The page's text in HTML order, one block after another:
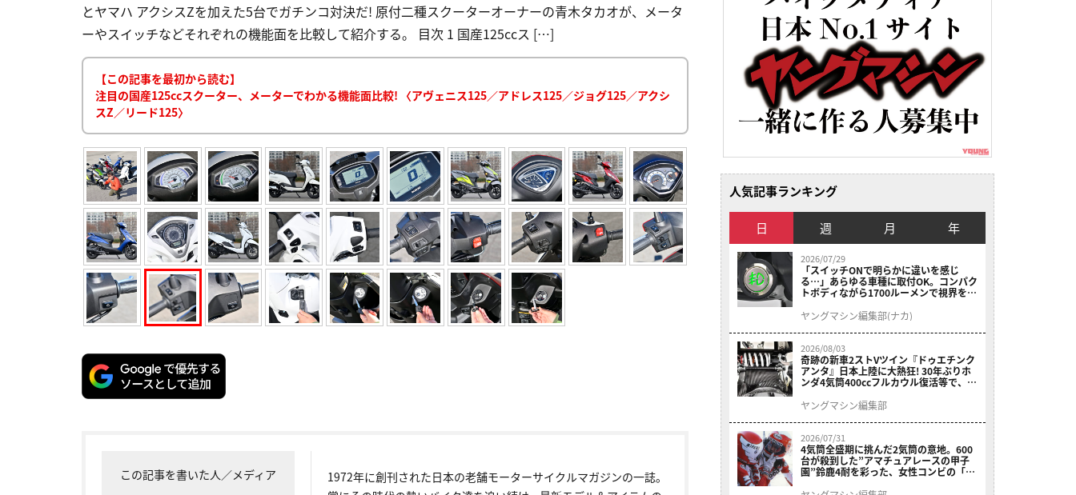
とヤマハ アクシスZを加えた5台でガチンコ対決だ! 原付二種スクーターオーナーの青木タカオが、メータ
ーやスイッチなどそれぞれの機能面を比較して紹介する。 目次 1 国産125ccス […]
【この記事を最初から読む】
注目の国産125ccスクーター、メーターでわかる機能面比較! 〈アヴェニス125／アドレス125／ジョグ125／アクシ
スZ／リード125〉
この記事を書いた人／メディア
1972年に創刊された日本の老舗モーターサイクルマガジンの一誌。
人気記事ランキング
日 週 月 年
2026/07/29
「スイッチONで明らかに違いを感じ
る…」あらゆる車種に取付OK。コンパク
トボディながら1700ルーメンで視界を確
ニット プレシャスレイ スモール］
ヤングマシン編集部(ナカ)
2026/08/03
奇跡の新車2ストVツイン『ドゥエチンク
アンタ』日本上陸に大熱狂! 30年ぶりホ
ンダ4気筒400ccフルカウル復活等で、ロ
ニュース振り返り】
ヤングマシン編集部
2026/07/31
4気筒全盛期に挑んだ2気筒の意地。600
台が殺到した”アマチュアレースの甲子
園”鈴鹿4耐を彩った、女性コンビの「ス